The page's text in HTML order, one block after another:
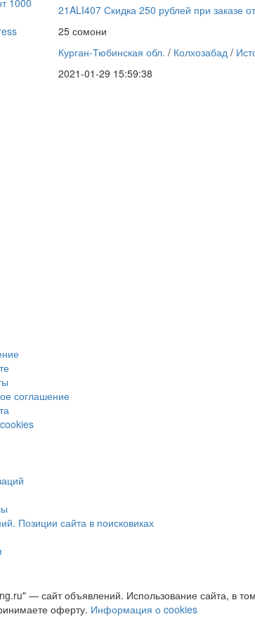
21ALI407 Скидка 250 рублей при заказе
25 сомони
Курган-Тюбинская обл. / Колхозабад/
2021-01-29 15:59:38
соглашение
Позиции сайта в поисковиках
— сайт объявлений. Использование сайта, в
оферту. Информация о cookies